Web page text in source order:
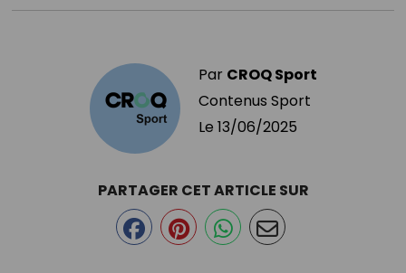
Par CROQ Sport
Contenus Sport
Le 13/06/2025
PARTAGER CET ARTICLE SUR